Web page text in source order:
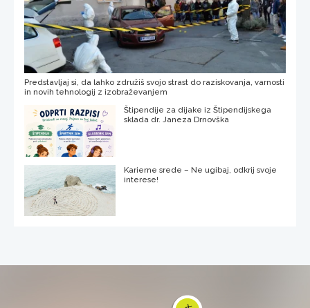
Predstavljaj si, da lahko združiš svojo strast do raziskovanja, varnosti
in novih tehnologij z izobraževanjem
Štipendije za dijake iz Štipendijskega
sklada dr. Janeza Drnovška
Karierne srede – Ne ugibaj, odkrij svoje
interese!